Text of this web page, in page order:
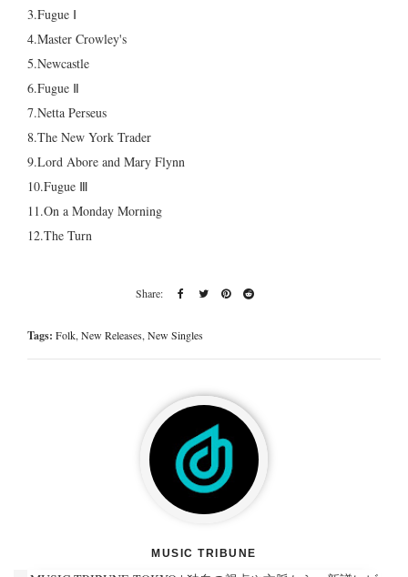
3.Fugue Ⅰ
4.Master Crowley's
5.Newcastle
6.Fugue Ⅱ
7.Netta Perseus
8.The New York Trader
9.Lord Abore and Mary Flynn
10.Fugue Ⅲ
11.On a Monday Morning
12.The Turn
Tags: Folk,New Releases,New Singles
MUSIC TRIBUNE